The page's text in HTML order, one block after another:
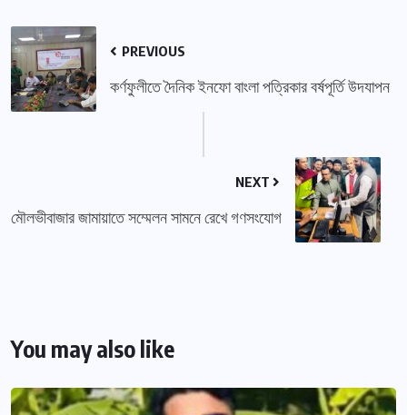
PREVIOUS
কর্ণফুলীতে দৈনিক ইনফো বাংলা পত্রিকার বর্ষপূর্তি উদযাপন
NEXT
মৌলভীবাজার জামায়াতে সম্মেলন সামনে রেখে গণসংযোগ
You may also like